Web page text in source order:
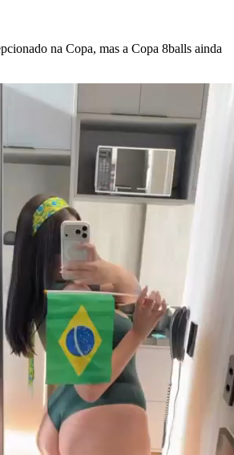
na Copa, mas a Copa 8balls ainda